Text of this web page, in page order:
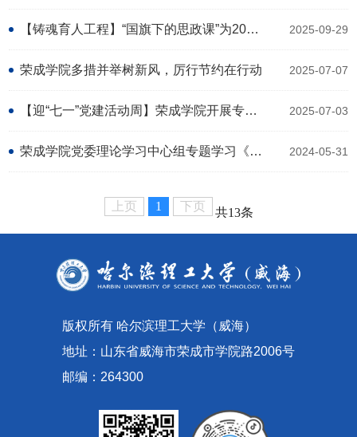
【铸魂育人工程】“国旗下的思政课”为2025级新生铸魂启新 2025-09-29
荣成学院多措并举树新风，厉行节约在行动 2025-07-07
【迎“七一”党建活动周】荣成学院开展专题党课 深入贯彻中央八项规定精神学习教育 2025-07-03
荣成学院党委理论学习中心组专题学习《中国共产党纪律处分条例》 2024-05-31
上页 1 下页 共13条
版权所有 哈尔滨理工大学（威海）
地址：山东省威海市荣成市学院路2006号
邮编：264300